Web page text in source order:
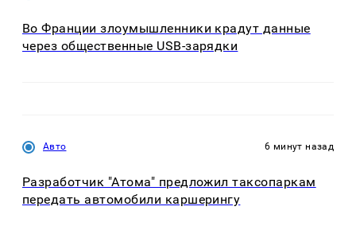
Во Франции злоумышленники крадут данные
через общественные USB-зарядки
Авто 6 минут назад
Разработчик "Атома" предложил таксопаркам
передать автомобили каршерингу